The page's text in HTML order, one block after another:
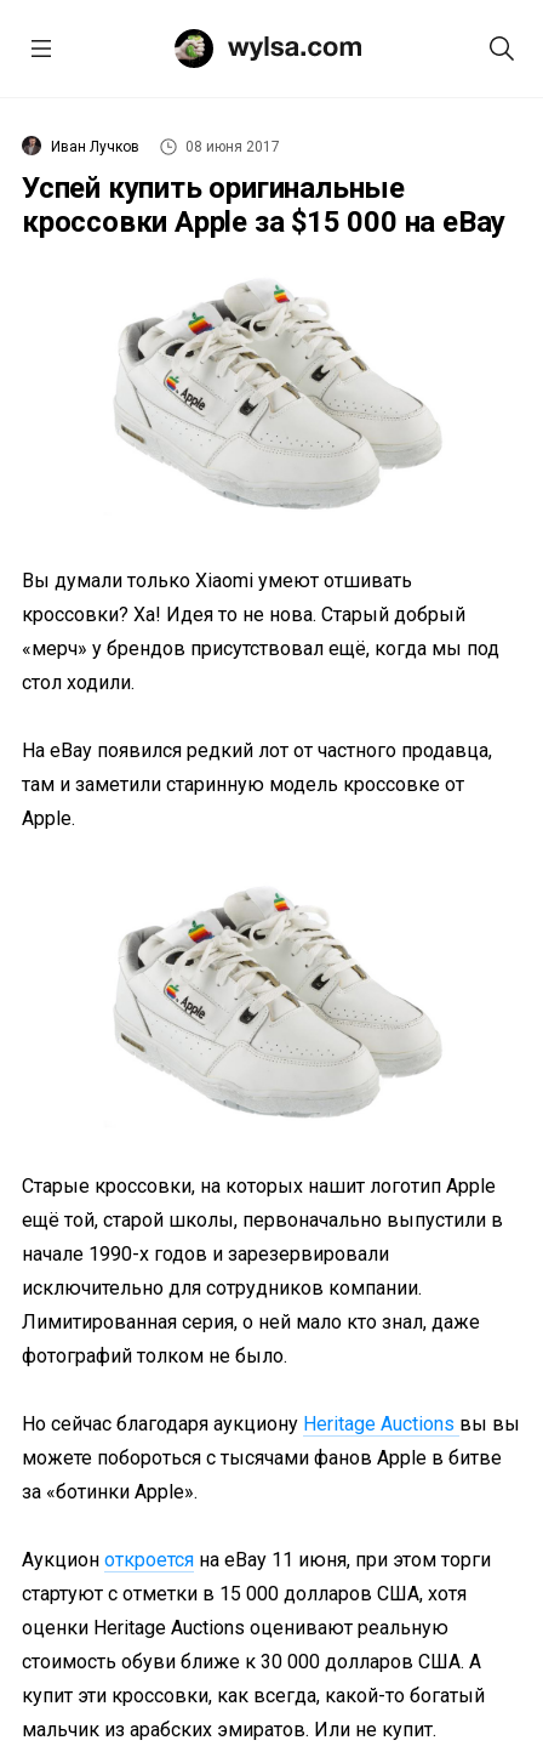
Иван Лучков 08 июня 2017
Успей купить оригинальные
кроссовки Apple за $15 000 на eBay
Вы думали только Xiaomi умеют отшивать
кроссовки? Ха! Идея то не нова. Старый добрый
«мерч» у брендов присутствовал ещё, когда мы под
стол ходили.
На eBay появился редкий лот от частного продавца,
там и заметили старинную модель кроссовке от
Apple.
Старые кроссовки, на которых нашит логотип Apple
ещё той, старой школы, первоначально выпустили в
начале 1990-х годов и зарезервировали
исключительно для сотрудников компании.
Лимитированная серия, о ней мало кто знал, даже
фотографий толком не было.
Но сейчас благодаря аукциону Heritage Auctions вы вы
можете побороться с тысячами фанов Apple в битве
за «ботинки Apple».
Аукцион откроется на eBay 11 июня, при этом торги
стартуют с отметки в 15 000 долларов США, хотя
оценки Heritage Auctions оценивают реальную
стоимость обуви ближе к 30 000 долларов США. А
купит эти кроссовки, как всегда, какой-то богатый
мальчик из арабских эмиратов. Или не купит.